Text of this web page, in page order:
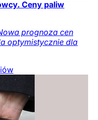
Ceny paliw
prognoza cen
optymistycznie dla